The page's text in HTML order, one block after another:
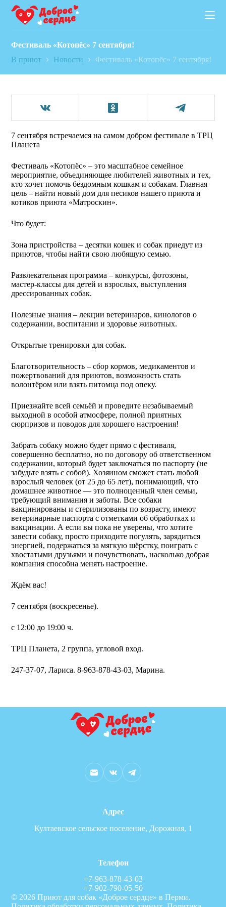
П
й
т
и
к
Фестиваль «Котопёс» 7 сентября!
В приют
Новости Фестиваль «Котопёс» 7 сентября!
7 сентября встречаемся на самом добром фестивале в ТРЦ
Планета
Фестиваль «Котопёс» – это масштабное семейное
мероприятие, объединяющее любителей животных и тех,
кто хочет помочь бездомным кошкам и собакам. Главная
цель – найти новый дом для песиков нашего приюта и
котиков приюта «Матроскин».
Что будет:
Зона пристройства – десятки кошек и собак приедут из
приютов, чтобы найти свою любящую семью.
Развлекательная программа – конкурсы, фотозоны,
мастер-классы для детей и взрослых, выступления
дрессированных собак.
Полезные знания – лекции ветеринаров, кинологов о
содержании, воспитании и здоровье животных.
Открытые тренировки для собак.
Благотворительность – сбор кормов, медикаментов и
пожертвований для приютов, возможность стать
волонтёром или взять питомца под опеку.
Приезжайте всей семьёй и проведите незабываемый
выходной в особой атмосфере, полной приятных
сюрпризов и поводов для хорошего настроения!
Забрать собаку можно будет прямо с фестиваля,
совершенно бесплатно, но по договору об ответственном
содержании, который будет заключаться по паспорту (не
забудьте взять с собой). Хозяином сможет стать любой
взрослый человек (от 25 до 65 лет), понимающий, что
домашнее животное — это полноценный член семьи,
требующий внимания и заботы. Все собаки
вакцинированы и стерилизованы по возрасту, имеют
ветеринарные паспорта с отметками об обработках и
вакцинации. А если вы пока не уверены, что хотите
завести собаку, просто приходите погулять, зарядиться
энергией, подержаться за мягкую шёрстку, поиграть с
хвостатыми друзьями и почувствовать, насколько добрая
компания способна менять настроение.
Ждём вас!
7 сентября (воскресенье).
с 12:00 до 19:00 ч.
ТРЦ Планета, 2 группа, угловой вход.
247-37-07, Лариса. 8-963-878-43-03, Марина.
Адрес
Култаевское сельское поселение, Дорожная, 1
Телефон
+7-963-878-43-03
+7-902-790-05-50
© 2026 Приют для собак «Доброе сердце» в Перми.